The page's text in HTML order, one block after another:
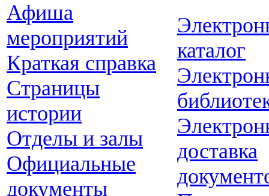
Афиша
мероприятий
Краткая справка
Страницы
истории
Отделы и залы
Официальные
документы
каталог
доставка